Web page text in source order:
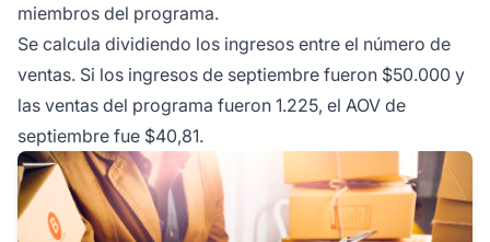
miembros del programa.
Se calcula dividiendo los ingresos entre el número de
ventas. Si los ingresos de septiembre fueron $50.000 y
las ventas del programa fueron 1.225, el AOV de
septiembre fue $40,81.